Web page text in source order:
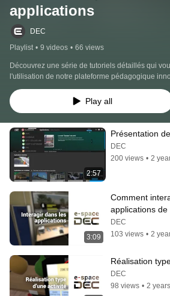
applications
DEC
Playlist • 9 videos • 66 views
Découvrez une série de tutoriels détaillés qui
l'utilisation de notre plateforme pédagogique
ses applications. Apprenez à utiliser les
fonctionnalités pédagogiques. Ces vidéos sont
l'utilisation de l'e-space DEC intuitive et efficace.
Play all
2:57
Présentation
DEC
200 views • 2
3:09
Comment
applications
DEC
103 views • 2
Réalisation
DEC
98 views • 2